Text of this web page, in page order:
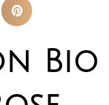
Bio